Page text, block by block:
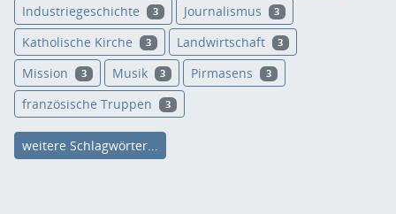
Industriegeschichte 3 Journalismus 3
Katholische Kirche 3 Landwirtschaft 3
Mission 3 Musik 3 Pirmasens 3
französische Truppen 3
weitere Schlagwörter...